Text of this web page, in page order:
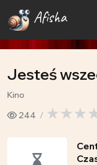
Afisha
Jesteś
Kino
244